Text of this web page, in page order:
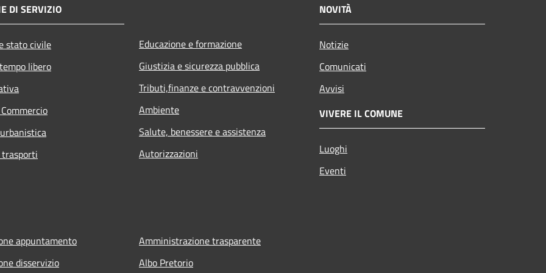
DI SERVIZIO
stato civile
libero
Educazione e formazione
Giustizia e sicurezza pubblica
Tributi,finanze e contravvenzioni
Ambiente
Salute, benessere e assistenza
Autorizzazioni
NOVITÀ
Notizie
Comunicati
Avvisi
VIVERE IL COMUNE
Luoghi
Eventi
appuntamento
disservizio
Amministrazione trasparente
Albo Pretorio